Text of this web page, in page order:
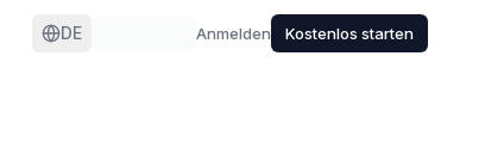
DE Anmelden Kostenlos starten